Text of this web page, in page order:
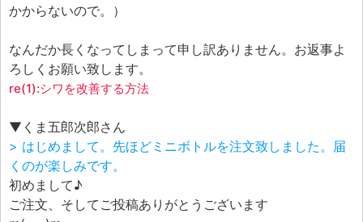
かからないので。）
なんだか長くなってしまって申し訳ありません。お返事よ
ろしくお願い致します。
re(1):シワを改善する方法
▼くま五郎次郎さん
> はじめまして。先ほどミニボトルを注文致しました。届
くのが楽しみです。
初めまして♪
ご注文、そしてご投稿ありがとうございます